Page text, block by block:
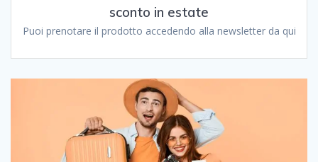
sconto in estate
Puoi prenotare il prodotto accedendo alla newsletter da qui